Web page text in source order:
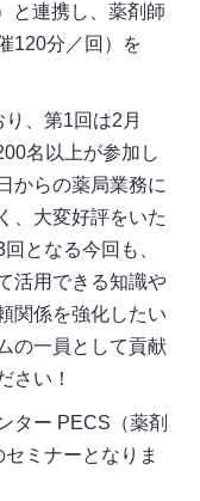
と連携し、薬剤師
120分／回）を
、第1回は2月
名以上が参加し
からの薬局業務に
、大変好評をいた
となる今回も、
活用できる知識や
関係を強化したい
の一員として貢献
さい！
ター PECS（薬剤
ミナーとなりま